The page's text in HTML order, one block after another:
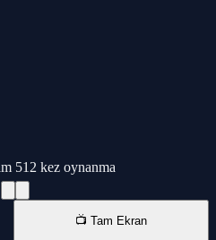
512 kez oynanma
📺 Tam Ekran